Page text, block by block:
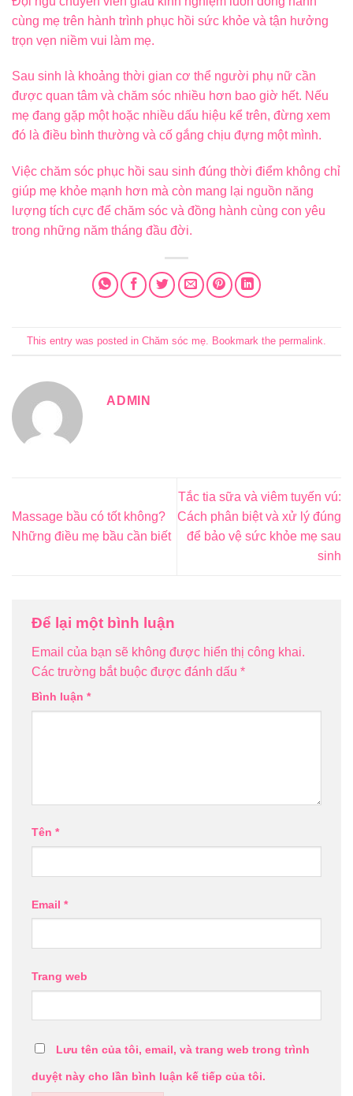
cùng mẹ trên hành trình phục hồi sức khỏe và tận hưởng
trọn vẹn niềm vui làm mẹ.
Sau sinh là khoảng thời gian cơ thể người phụ nữ cần
được quan tâm và chăm sóc nhiều hơn bao giờ hết. Nếu
mẹ đang gặp một hoặc nhiều dấu hiệu kể trên, đừng xem
đó là điều bình thường và cố gắng chịu đựng một mình.
Việc chăm sóc phục hồi sau sinh đúng thời điểm không chỉ
giúp mẹ khỏe mạnh hơn mà còn mang lại nguồn năng
lượng tích cực để chăm sóc và đồng hành cùng con yêu
trong những năm tháng đầu đời.
This entry was posted in Chăm sóc mẹ . Bookmark the permalink
ADMIN
Massage bầu có tốt không?
Những điều mẹ bầu cần biết
Tắc tia sữa và viêm tuyến vú:
Cách phân biệt và xử lý đúng
để bảo vệ sức khỏe mẹ sau
sinh
Để lại một bình luận
Email của bạn sẽ không được hiển thị công khai.
Các trường bắt buộc được đánh dấu *
Bình luận *
Tên *
Email *
Trang web
Lưu tên của tôi, email, và trang web trong trình
duyệt này cho lần bình luận kế tiếp của tôi.